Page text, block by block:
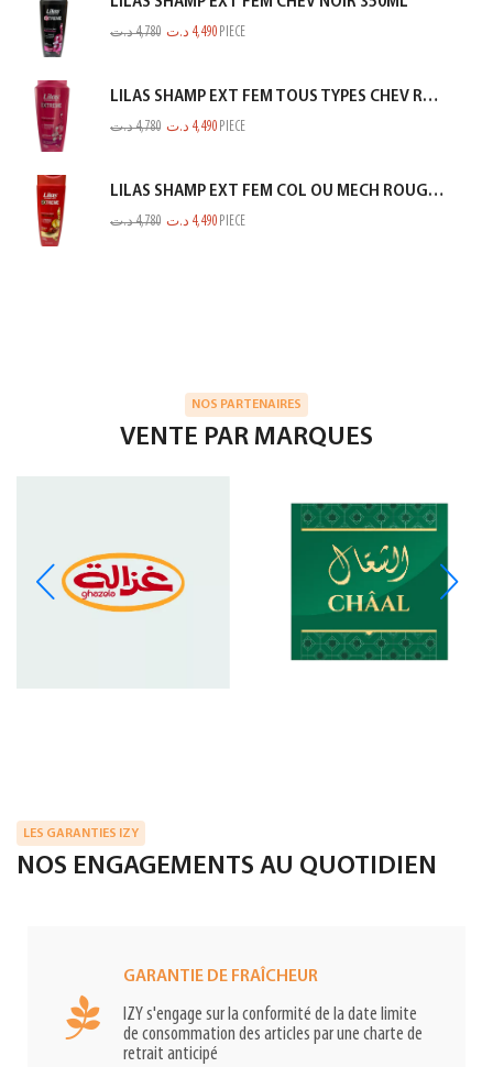
4,780د.ت 4,490 د.ت PIECE
LILAS SHAMP EXT FEM TOUS TYPES CHEV ROSE 350ML
4,780د.ت 4,490 د.ت PIECE
LILAS SHAMP EXT FEM COL OU MECH ROUGE 350ML
4,780د.ت 4,490 د.ت PIECE
NOS PARTENAIRES
VENTE PAR MARQUES
LES GARANTIES IZY
NOS ENGAGEMENTS AU QUOTIDIEN
GARANTIE DE FRAÎCHEUR
IZY s'engage sur la conformité de la date limite
de consommation des articles par une charte de
retrait anticipé